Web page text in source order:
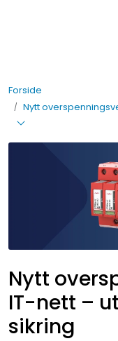
Forside
Nytt
Nytt
IT-nett –
sikring
Bærekraft